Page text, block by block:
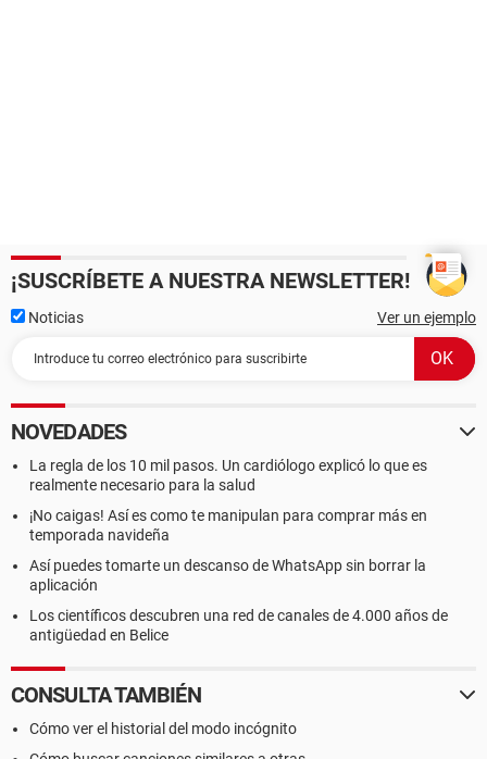
¡SUSCRÍBETE A NUESTRA NEWSLETTER!
Noticias Ver un ejemplo
NOVEDADES
La regla de los 10 mil pasos. Un cardiólogo explicó lo que es
realmente necesario para la salud
¡No caigas! Así es como te manipulan para comprar más en
temporada navideña
Así puedes tomarte un descanso de WhatsApp sin borrar la
aplicación
Los científicos descubren una red de canales de 4.000 años de
antigüedad en Belice
CONSULTA TAMBIÉN
Cómo ver el historial del modo incógnito